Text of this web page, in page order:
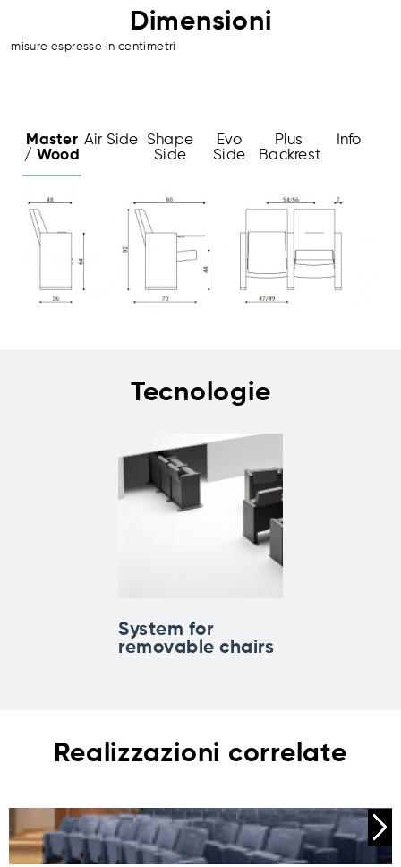
Dimensioni
misure espresse in centimetri
Master
/ Wood
Air Side Shape
Side
Evo
Side
Plus
Backrest
Info
Tecnologie
System for
removable chairs
Realizzazioni correlate